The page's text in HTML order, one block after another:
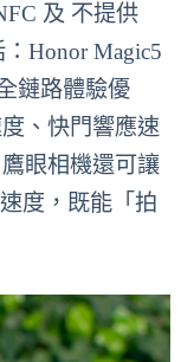
及 不提供
Honor Magic5
鏈路體驗優
、快門響應速
眼相機還可讓
度，既能「拍